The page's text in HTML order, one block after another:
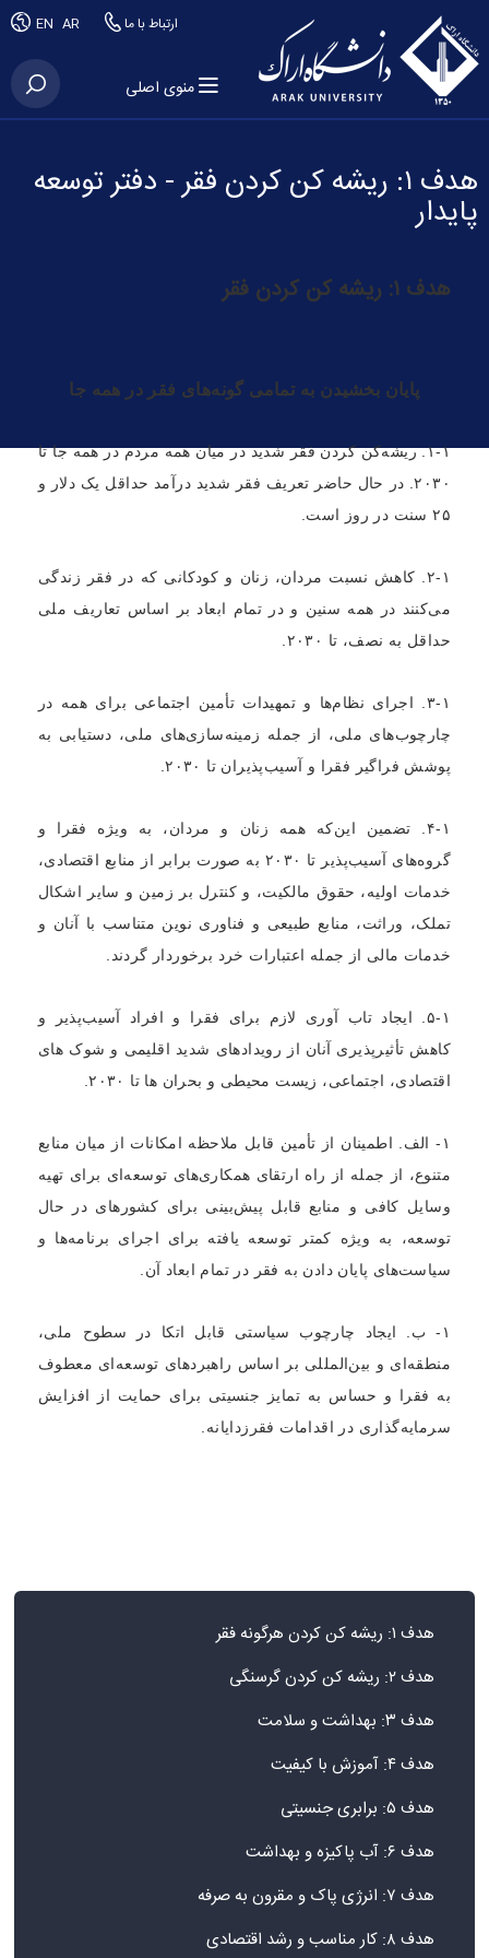
EN AR ارتباط با ما
منوی اصلی
هدف ۱: ریشه کن کردن فقر - دفتر توسعه
پایدار
هدف ۱: ریشه کن کردن فقر
پایان بخشیدن به تمامی گونه‌های فقر در همه جا
۱-۱. ریشه‌کن کردن فقر شدید در میان همه مردم در همه جا تا
۲۰۳۰. در حال حاضر تعریف فقر شدید درآمد حداقل یک دلار و
۲۵ سنت در روز است.
۲-۱. کاهش نسبت مردان، زنان و کودکانی که در فقر زندگی
می‌کنند در همه سنین و در تمام ابعاد بر اساس تعاریف ملی
حداقل به نصف، تا ۲۰۳۰.
۳-۱. اجرای نظام‌ها و تمهیدات تأمین اجتماعی برای همه در
چارچوب‌های ملی، از جمله زمینه‌سازی‌های ملی، دستیابی به
پوشش فراگیر فقرا و آسیب‌پذیران تا ۲۰۳۰.
۴-۱. تضمین این‌‌که همه زنان و مردان، به ویژه فقرا و
گروه‌های آسیب‌پذیر تا ۲۰۳۰ به صورت برابر از منابع اقتصادی،
خدمات اولیه، حقوق مالکیت، و کنترل بر زمین و سایر اشکال
تملک، وراثت، منابع طبیعی و فناوری نوین متناسب با آنان و
خدمات مالی از جمله اعتبارات خرد برخوردار گردند.
۵-۱. ایجاد تاب آوری لازم برای فقرا و افراد آسیب‌پذیر و
کاهش تأثیرپذیری آنان از رویدادهای شدید اقلیمی و شوک های
اقتصادی، اجتماعی، زیست محیطی و بحران ها تا ۲۰۳۰.
۱- الف. اطمینان از تأمین قابل ملاحظه امکانات از میان منابع
متنوع، از جمله از راه ارتقای همکاری‌های توسعه‌ای برای تهیه
وسایل کافی و منابع قابل پیش‌بینی برای کشورهای در حال
توسعه، به ویژه کمتر توسعه یافته برای اجرای برنامه‌ها و
سیاست‌های پایان دادن به فقر در تمام ابعاد آن.
۱- ب. ایجاد چارچوب سیاستی قابل اتکا در سطوح ملی،
منطقه‌ای و بین‌المللی بر اساس راهبردهای توسعه‌ای معطوف
به فقرا و حساس به تمایز جنسیتی برای حمایت از افزایش
سرمایه‌گذاری در اقدامات فقرزدایانه.
هدف ۱: ریشه کن کردن هرگونه فقر
هدف ۲: ریشه کن کردن گرسنگی
هدف ۳: بهداشت و سلامت
هدف ۴: آموزش با کیفیت
هدف ۵: برابری جنسیتی
هدف ۶: آب پاکیزه و بهداشت
هدف ۷: انرژی پاک و مقرون به صرفه
هدف ۸: کار مناسب و رشد اقتصادی